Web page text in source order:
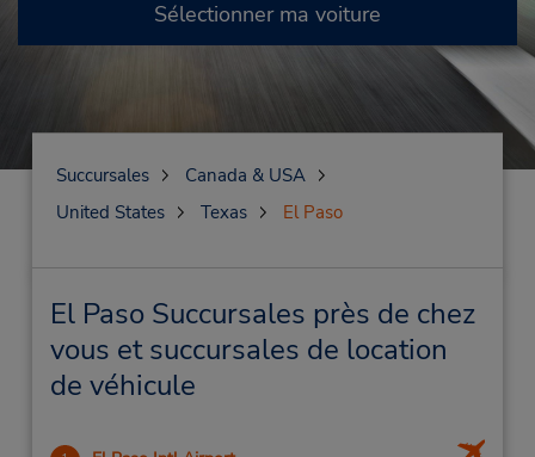
Sélectionner ma voiture
Succursales
Canada & USA
United States
Texas El Paso
El Paso Succursales près de chez
vous et succursales de location
de véhicule